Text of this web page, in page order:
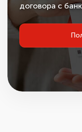
договора с